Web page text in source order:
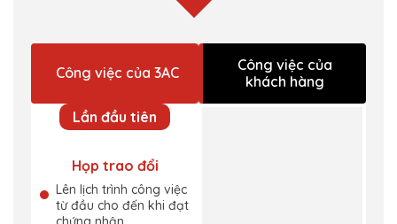
Công việc của 3AC
Công việc của
khách hàng
Lần đầu tiên
Họp trao đổi
Lên lịch trình công việc
từ đầu cho đến khi đạt